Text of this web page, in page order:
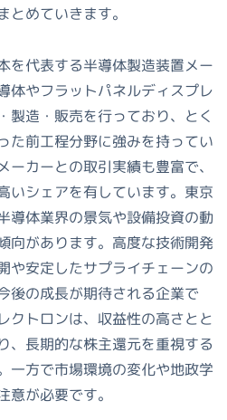
めていきます。
を代表する半導体製造装置メー
体やフラットパネルディスプレ
製造・販売を行っており、とく
た前工程分野に強みを持ってい
カーとの取引実績も豊富で、
いシェアを有しています。東京
導体業界の景気や設備投資の動
向があります。高度な技術開発
や安定したサプライチェーンの
後の成長が期待される企業で
クトロンは、収益性の高さとと
、長期的な株主還元を重視する
一方で市場環境の変化や地政学
が必要です。